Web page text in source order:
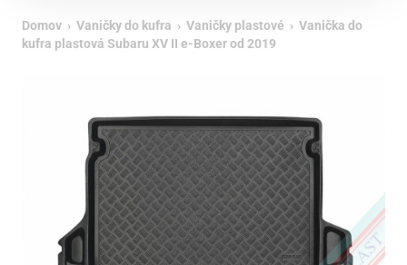
Domov › Vaničky do kufra › Vaničky plastové › Vanička do
kufra plastová Subaru XV II e-Boxer od 2019